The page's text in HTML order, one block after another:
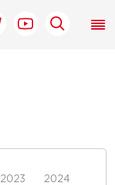
2023
2024